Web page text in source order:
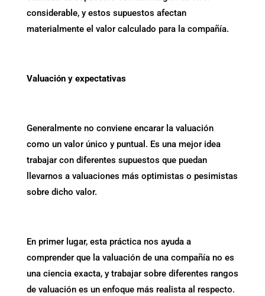
considerable, y estos supuestos afectan
materialmente el valor calculado para la compañía.
Valuación y expectativas
Generalmente no conviene encarar la valuación
como un valor único y puntual. Es una mejor idea
trabajar con diferentes supuestos que puedan
llevarnos a valuaciones más optimistas o pesimistas
sobre dicho valor.
En primer lugar, esta práctica nos ayuda a
comprender que la valuación de una compañía no es
una ciencia exacta, y trabajar sobre diferentes rangos
de valuación es un enfoque más realista al respecto.